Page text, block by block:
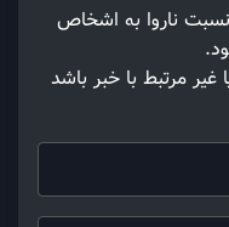
ناروا به اشخاص
غیر مرتبط با خبر باشد